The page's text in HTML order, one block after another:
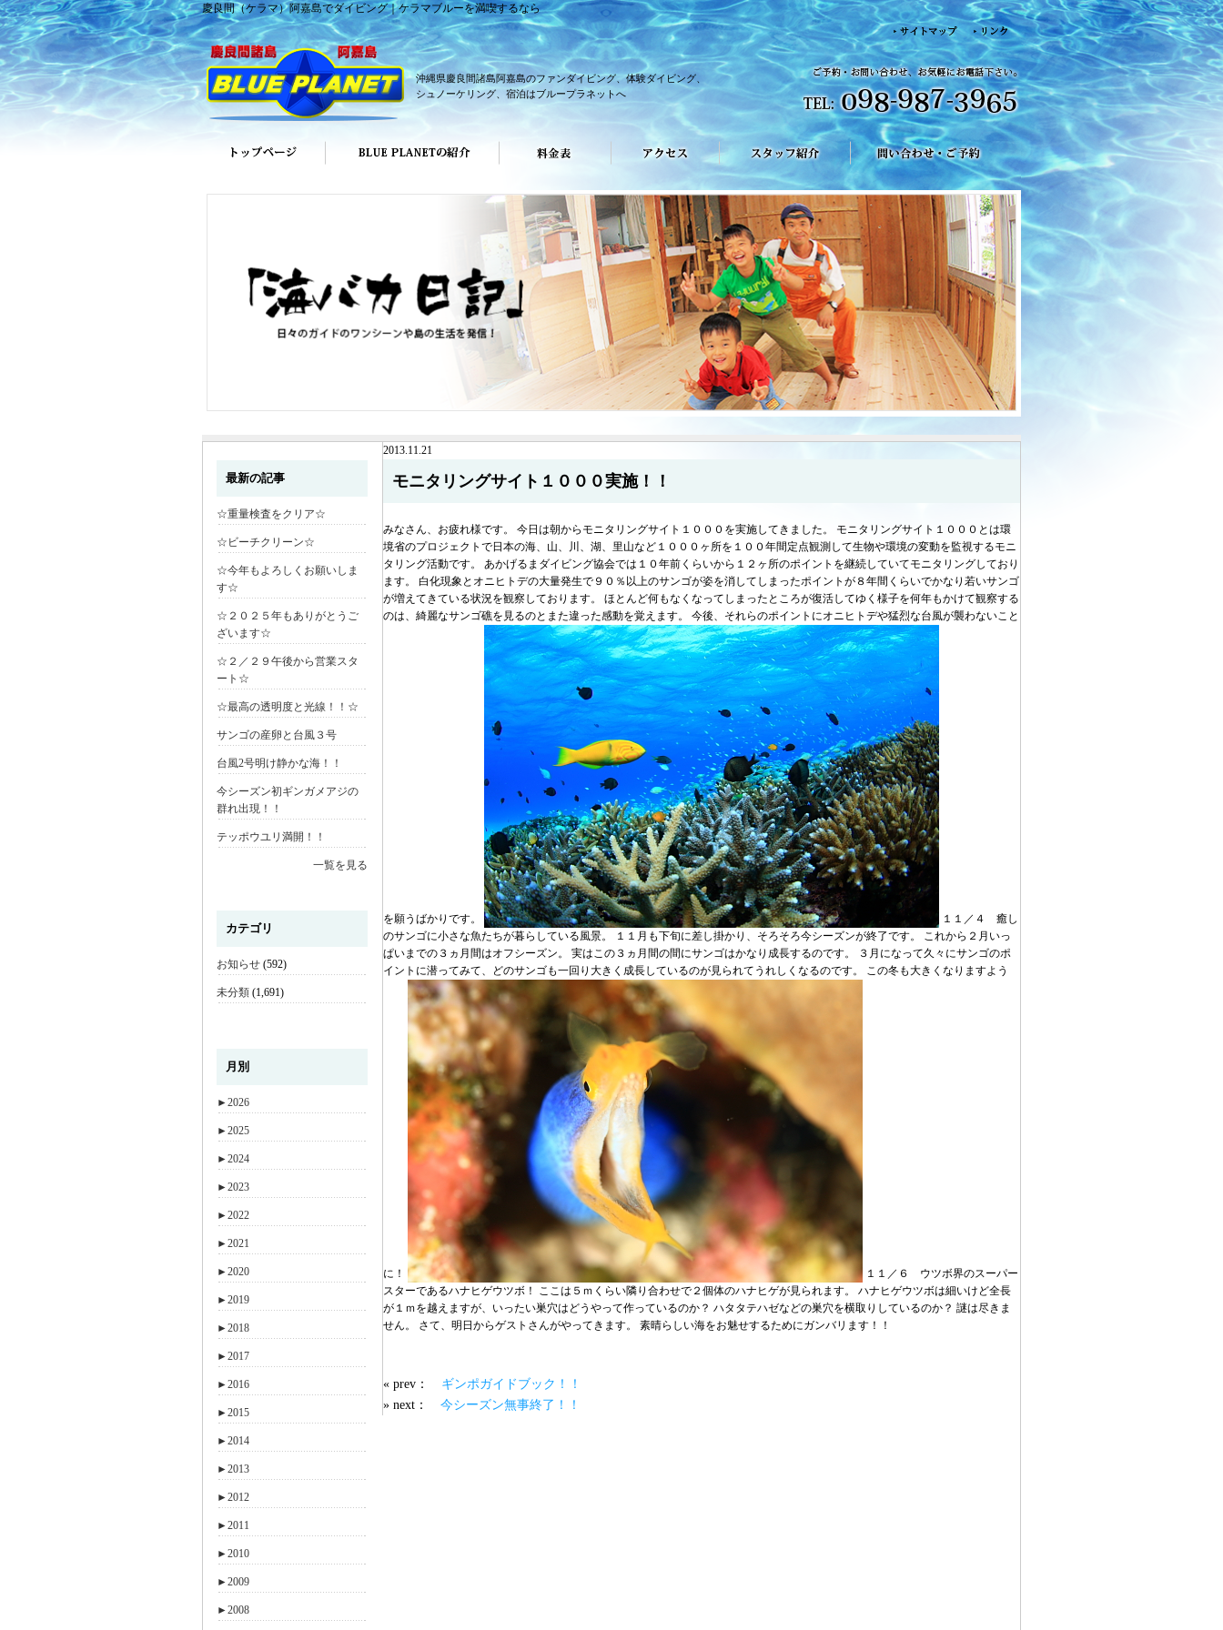
慶良間（ケラマ）阿嘉島でダイビング｜ケラマブルーを満喫するなら
沖縄県慶良間諸島阿嘉島のファンダイビング、体験ダイビング、
シュノーケリング、宿泊はブループラネットへ
最新の記事
☆重量検査をクリア☆
☆ビーチクリーン☆
☆今年もよろしくお願いしま
す☆
☆２０２５年もありがとうご
ざいます☆
☆２／２９午後から営業スタ
ート☆
☆最高の透明度と光線！！☆
サンゴの産卵と台風３号
台風2号明け静かな海！！
今シーズン初ギンガメアジの
群れ出現！！
テッポウユリ満開！！
一覧を見る
カテゴリ
お知らせ (592)
未分類 (1,691)
月別
►2026
►2025
►2024
►2023
►2022
►2021
►2020
►2019
►2018
►2017
►2016
►2015
►2014
►2013
►2012
►2011
►2010
►2009
►2008
2013.11.21
モニタリングサイト１０００実施！！
みなさん、お疲れ様です。 今日は朝からモニタリングサイト１０００を実施してきました。 モニタリングサイト１０００とは環
境省のプロジェクトで日本の海、山、川、湖、里山など１０００ヶ所を１００年間定点観測して生物や環境の変動を監視するモニ
タリング活動です。 あかげるまダイビング協会では１０年前くらいから１２ヶ所のポイントを継続していてモニタリングしており
ます。 白化現象とオニヒトデの大量発生で９０％以上のサンゴが姿を消してしまったポイントが８年間くらいでかなり若いサンゴ
が増えてきている状況を観察しております。 ほとんど何もなくなってしまったところが復活してゆく様子を何年もかけて観察する
のは、綺麗なサンゴ礁を見るのとまた違った感動を覚えます。 今後、それらのポイントにオニヒトデや猛烈な台風が襲わないこと
を願うばかりです。
１１／４ 癒し
のサンゴに小さな魚たちが暮らしている風景。 １１月も下旬に差し掛かり、そろそろ今シーズンが終了です。 これから２月いっ
ぱいまでの３ヵ月間はオフシーズン。 実はこの３ヵ月間の間にサンゴはかなり成長するのです。 ３月になって久々にサンゴのポ
イントに潜ってみて、どのサンゴも一回り大きく成長しているのが見られてうれしくなるのです。 この冬も大きくなりますよう
に！
１１／６ ウツボ界のスーパー
スターであるハナヒゲウツボ！ ここは５ｍくらい隣り合わせで２個体のハナヒゲが見られます。 ハナヒゲウツボは細いけど全長
が１ｍを越えますが、いったい巣穴はどうやって作っているのか？ ハタタテハゼなどの巣穴を横取りしているのか？ 謎は尽きま
せん。 さて、明日からゲストさんがやってきます。 素晴らしい海をお魅せするためにガンバリます！！
« prev： ギンポガイドブック！！
» next： 今シーズン無事終了！！